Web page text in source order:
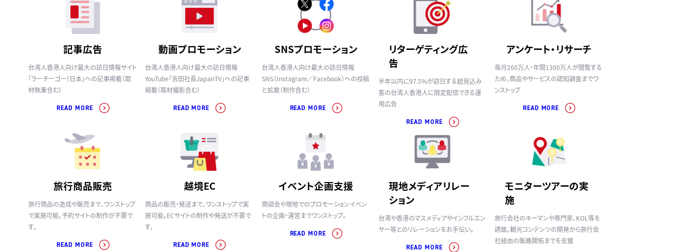
記事広告
台湾人香港人向け最大の訪日情報サイト
「ラーチーゴー！日本」への記事掲載（取
材執筆含む）
READ MORE
動画プロモーション
台湾人香港人向け最大の訪日情報
YouTube「吉田社長JapanTV」への記事
掲載（取材撮影含む）
READ MORE
SNSプロモーション
台湾人香港人向け最大の訪日情報
SNS（Instagram／Facebook）への投稿
と拡散（制作含む）
READ MORE
リターゲティング広
告
半年以内に97.5%が訪日する超見込み
客の台湾人香港人に限定配信できる運
用広告
READ MORE
アンケート・リサーチ
毎月260万人・年間1300万人が閲覧する
ため、商品やサービスの認知調査までワ
ンストップ
READ MORE
旅行商品販売
旅行商品の造成や販売まで、ワンストップ
で実施可能。予約サイトの制作が不要で
す。
READ MORE
越境EC
商品の販売・発送まで、ワンストップで実
施可能。ECサイトの制作や発送が不要で
す。
READ MORE
イベント企画支援
商談会や現地でのプロモーションイベン
トの企画・運営までワンストップ。
READ MORE
現地メディアリレー
ション
台湾や香港のマスメディアやインフルエン
サー等とのリレーションをお手伝い。
READ MORE
モニターツアーの実
施
旅行会社のキーマンや専門家、KOL等を
誘致。観光コンテンツの開発から旅行会
社経由の販路開拓までを支援